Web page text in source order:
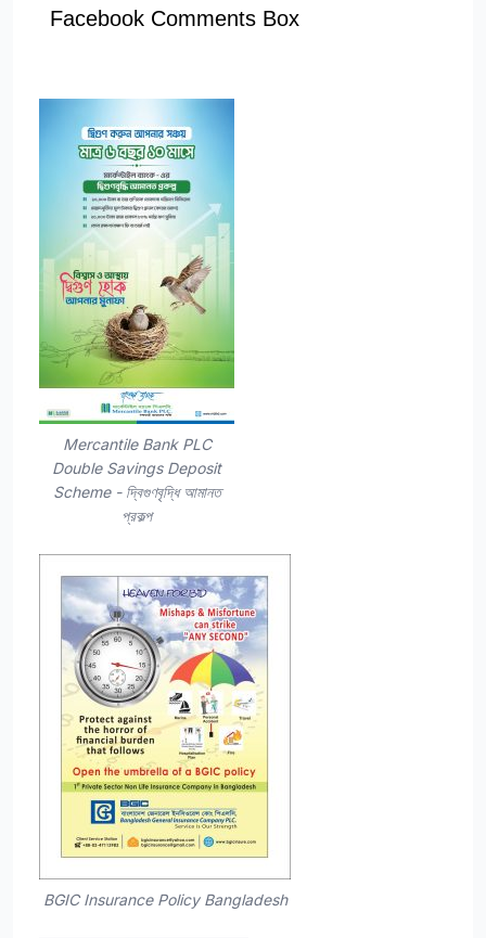
Facebook Comments Box
Mercantile Bank PLC
Double Savings Deposit
Scheme - দ্বিগুণবৃদ্ধি আমানত
প্রকল্প
BGIC Insurance Policy Bangladesh